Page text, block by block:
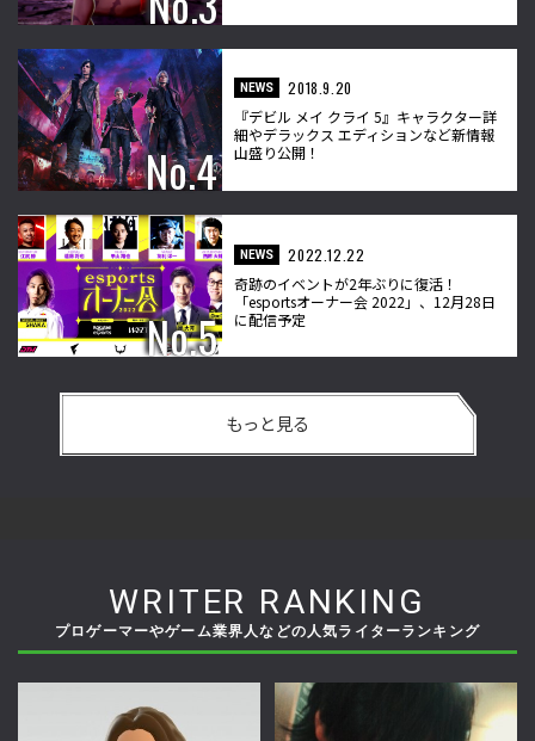
NEWS
2018.9.20
『デビル メイ クライ 5』キャラクター詳
細やデラックス エディションなど新情報
山盛り公開！
NEWS
2022.12.22
奇跡のイベントが2年ぶりに復活！
「esportsオーナー会 2022」、12月28日
に配信予定
もっと見る
WRITER RANKING
プロゲーマーやゲーム業界人などの人気ライターランキング